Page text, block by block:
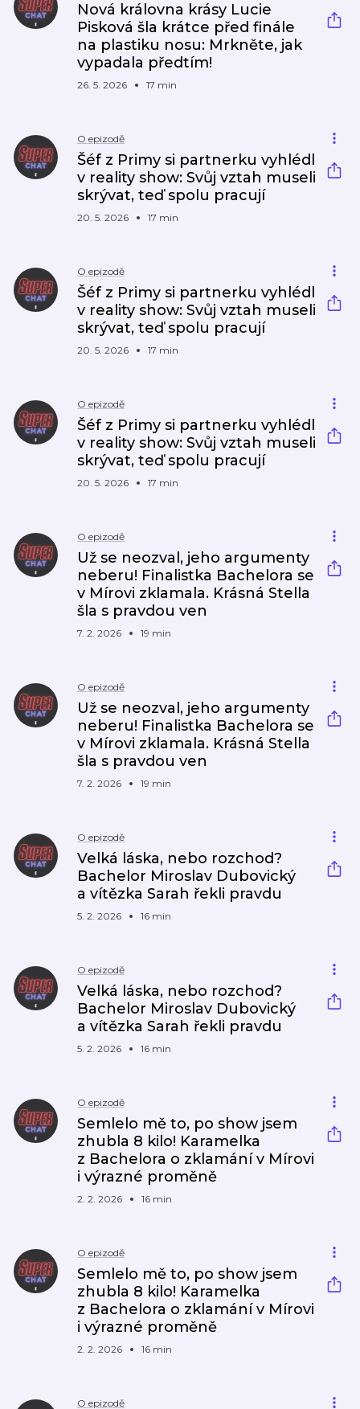
Nová královna krásy Lucie
Pisková šla krátce před finále
na plastiku nosu: Mrkněte, jak
vypadala předtím!
26. 5. 2026 17 min
O epizodě
Šéf z Primy si partnerku vyhlédl
v reality show: Svůj vztah museli
skrývat, teď spolu pracují
20. 5. 2026 17 min
O epizodě
Šéf z Primy si partnerku vyhlédl
v reality show: Svůj vztah museli
skrývat, teď spolu pracují
20. 5. 2026 17 min
O epizodě
Šéf z Primy si partnerku vyhlédl
v reality show: Svůj vztah museli
skrývat, teď spolu pracují
20. 5. 2026 17 min
O epizodě
Už se neozval, jeho argumenty
neberu! Finalistka Bachelora se
v Mírovi zklamala. Krásná Stella
šla s pravdou ven
7. 2. 2026 19 min
O epizodě
Už se neozval, jeho argumenty
neberu! Finalistka Bachelora se
v Mírovi zklamala. Krásná Stella
šla s pravdou ven
7. 2. 2026 19 min
O epizodě
Velká láska, nebo rozchod?
Bachelor Miroslav Dubovický
a vítězka Sarah řekli pravdu
5. 2. 2026 16 min
O epizodě
Velká láska, nebo rozchod?
Bachelor Miroslav Dubovický
a vítězka Sarah řekli pravdu
5. 2. 2026 16 min
O epizodě
Semlelo mě to, po show jsem
zhubla 8 kilo! Karamelka
z Bachelora o zklamání v Mírovi
i výrazné proměně
2. 2. 2026 16 min
O epizodě
Semlelo mě to, po show jsem
zhubla 8 kilo! Karamelka
z Bachelora o zklamání v Mírovi
i výrazné proměně
2. 2. 2026 16 min
O epizodě